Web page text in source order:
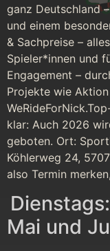
ganz Deutschland
und einem
& Sachpreise –
Spieler*innen und
Engagement –
Projekte wie
klar: Auch 2026
geboten. Ort:
Köhlerweg 24,
also Termin
Mai und